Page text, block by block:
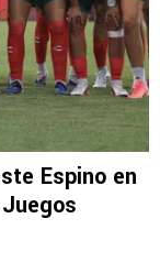
Espino en